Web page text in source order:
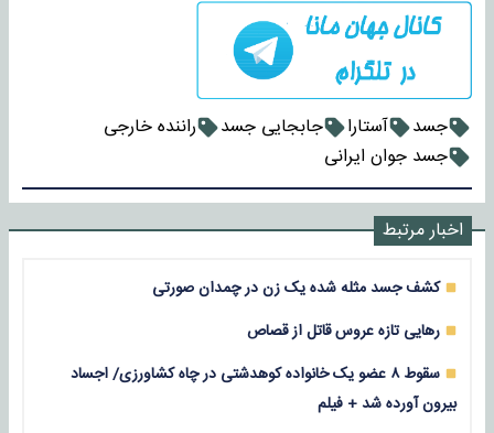
جسد آستارا جابجایی جسد
راننده خارجی
جسد جوان ایرانی
اخبار مرتبط
کشف جسد مثله شده یک زن در چمدان صورتی
رهایی تازه عروس قاتل از قصاص
سقوط ۸ عضو یک خانواده کوهدشتی در چاه کشاورزی/ اجساد
بیرون آورده شد + فیلم